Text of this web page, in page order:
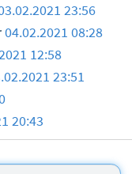
23:56
04.02.2021 08:28
12:58
23:51
20:43